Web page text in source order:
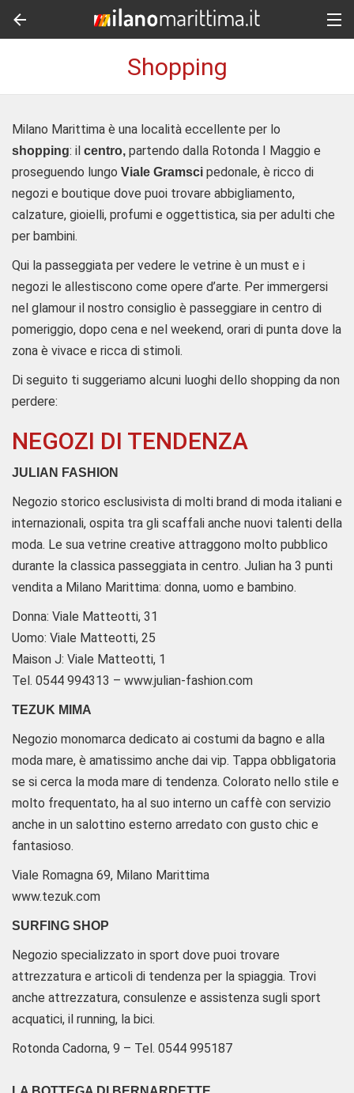
Shopping
Milano Marittima è una località eccellente per lo
shopping: il centro, partendo dalla Rotonda I Maggio e
proseguendo lungo Viale Gramsci pedonale, è ricco di
negozi e boutique dove puoi trovare abbigliamento,
calzature, gioielli, profumi e oggettistica, sia per adulti che
per bambini.
Qui la passeggiata per vedere le vetrine è un must e i
negozi le allestiscono come opere d’arte. Per immergersi
nel glamour il nostro consiglio è passeggiare in centro di
pomeriggio, dopo cena e nel weekend, orari di punta dove la
zona è vivace e ricca di stimoli.
Di seguito ti suggeriamo alcuni luoghi dello shopping da non
perdere:
NEGOZI DI TENDENZA
JULIAN FASHION
Negozio storico esclusivista di molti brand di moda italiani e
internazionali, ospita tra gli scaffali anche nuovi talenti della
moda. Le sua vetrine creative attraggono molto pubblico
durante la classica passeggiata in centro. Julian ha 3 punti
vendita a Milano Marittima: donna, uomo e bambino.
Donna: Viale Matteotti, 31
Uomo: Viale Matteotti, 25
Maison J: Viale Matteotti, 1
Tel. 0544 994313 – www.julian-fashion.com
TEZUK MIMA
Negozio monomarca dedicato ai costumi da bagno e alla
moda mare, è amatissimo anche dai vip. Tappa obbligatoria
se si cerca la moda mare di tendenza. Colorato nello stile e
molto frequentato, ha al suo interno un caffè con servizio
anche in un salottino esterno arredato con gusto chic e
fantasioso.
Viale Romagna 69, Milano Marittima
www.tezuk.com
SURFING SHOP
Negozio specializzato in sport dove puoi trovare
attrezzatura e articoli di tendenza per la spiaggia. Trovi
anche attrezzatura, consulenze e assistenza sugli sport
acquatici, il running, la bici.
Rotonda Cadorna, 9 – Tel. 0544 995187